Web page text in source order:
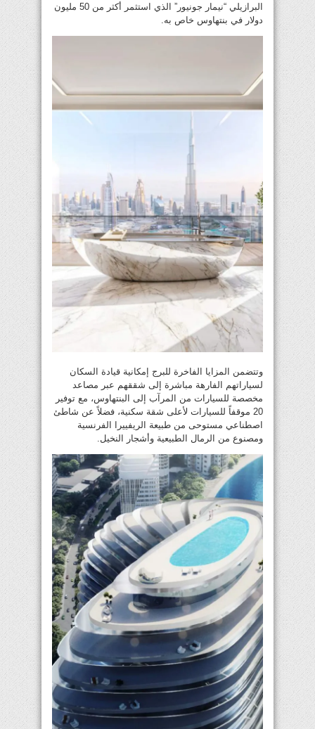
البرازيلي “نيمار جونيور” الذي استثمر أكثر من 50 مليون
دولار في بنتهاوس خاص به.
وتتضمن المزايا الفاخرة للبرج إمكانية قيادة السكان
لسياراتهم الفارهة مباشرة إلى شققهم عبر مصاعد
مخصصة للسيارات من المرآب إلى البنتهاوس، مع توفير
20 موقفاً للسيارات لأعلى شقة سكنية، فضلاً عن شاطئ
اصطناعي مستوحى من طبيعة الريفييرا الفرنسية
ومصنوع من الرمال الطبيعية وأشجار النخيل.